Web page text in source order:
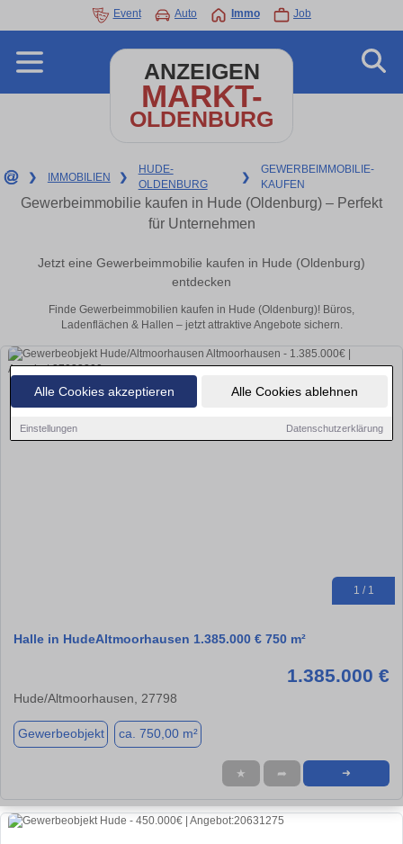
Alle Cookies akzeptieren Alle Cookies ablehnen
Einstellungen Datenschutzerklärung
Event Auto Immo Job
ANZEIGEN
MARKT-
OLDENBURG
❯ IMMOBILIEN ❯
HUDE-
OLDENBURG
❯
GEWERBEIMMOBILIE-
KAUFEN
Gewerbeimmobilie kaufen in Hude (Oldenburg) – Perfekt
für Unternehmen
Jetzt eine Gewerbeimmobilie kaufen in Hude (Oldenburg)
entdecken
Finde Gewerbeimmobilien kaufen in Hude (Oldenburg)! Büros,
Ladenflächen & Hallen – jetzt attraktive Angebote sichern.
1 / 1
Halle in HudeAltmoorhausen 1.385.000 € 750 m²
1.385.000 €
Hude/Altmoorhausen, 27798
Gewerbeobjekt ca. 750,00 m²
★ ➦ ➜